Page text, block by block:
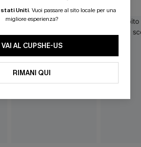
stati Uniti. Vuoi passare al sito locale per una
migliore esperienza?
VAI AL CUPSHE-US
RIMANI QUI